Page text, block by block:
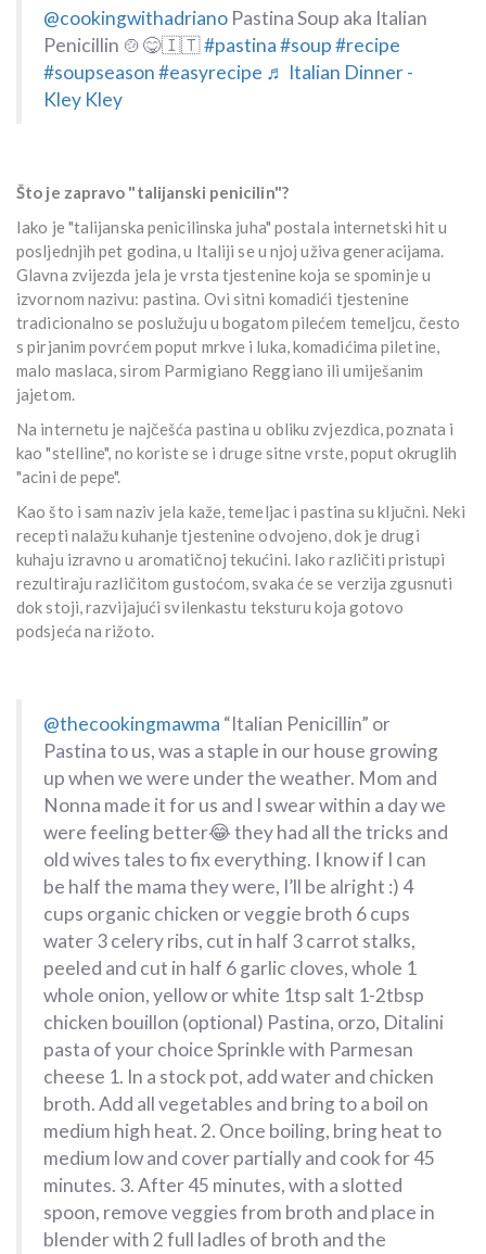
@cookingwithadriano Pastina Soup aka Italian
Penicillin 🍲😋🇮🇹#pastina#soup#recipe
#soupseason#easyrecipe ♬ Italian Dinner -
Kley Kley
Što je zapravo "talijanski penicilin"?
Iako je "talijanska penicilinska juha" postala internetski hit u
posljednjih pet godina, u Italiji se u njoj uživa generacijama.
Glavna zvijezda jela je vrsta tjestenine koja se spominje u
izvornom nazivu: pastina. Ovi sitni komadići tjestenine
tradicionalno se poslužuju u bogatom pilećem temeljcu, često
s pirjanim povrćem poput mrkve i luka, komadićima piletine,
malo maslaca, sirom Parmigiano Reggiano ili umiješanim
jajetom.
Na internetu je najčešća pastina u obliku zvjezdica, poznata i
kao "stelline", no koriste se i druge sitne vrste, poput okruglih
"acini de pepe".
Kao što i sam naziv jela kaže, temeljac i pastina su ključni. Neki
recepti nalažu kuhanje tjestenine odvojeno, dok je drugi
kuhaju izravno u aromatičnoj tekućini. Iako različiti pristupi
rezultiraju različitom gustoćom, svaka će se verzija zgusnuti
dok stoji, razvijajući svilenkastu teksturu koja gotovo
podsjeća na rižoto.
@thecookingmawma “Italian Penicillin” or
Pastina to us, was a staple in our house growing
up when we were under the weather. Mom and
Nonna made it for us and I swear within a day we
were feeling better😂 they had all the tricks and
old wives tales to fix everything. I know if I can
be half the mama they were, I’ll be alright :) 4
cups organic chicken or veggie broth 6 cups
water 3 celery ribs, cut in half 3 carrot stalks,
peeled and cut in half 6 garlic cloves, whole 1
whole onion, yellow or white 1tsp salt 1-2tbsp
chicken bouillon (optional) Pastina, orzo, Ditalini
pasta of your choice Sprinkle with Parmesan
cheese 1. In a stock pot, add water and chicken
broth. Add all vegetables and bring to a boil on
medium high heat. 2. Once boiling, bring heat to
medium low and cover partially and cook for 45
minutes. 3. After 45 minutes, with a slotted
spoon, remove veggies from broth and place in
blender with 2 full ladles of broth and the